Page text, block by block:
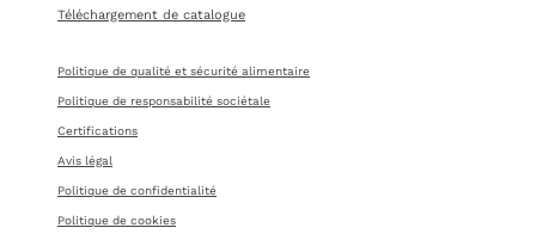
Téléchargement de catalogue
Politique de qualité et sécurité alimentaire
Politique de responsabilité sociétale
Certifications
Avis légal
Politique de confidentialité
Politique de cookies